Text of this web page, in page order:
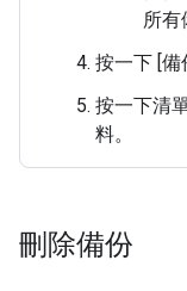
所有
按一下 [備
按一下清
料。
刪除備份